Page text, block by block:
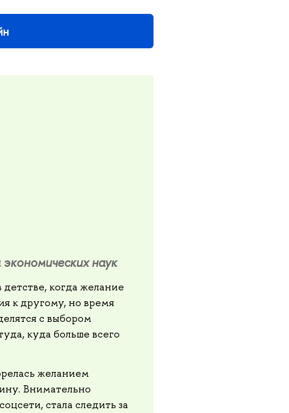
наук
когда желание
к другому, но время
с выбором
куда больше всего
желанием
Внимательно
стала следить за